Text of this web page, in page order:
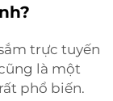
trực tuyến
là một
phổ biến.